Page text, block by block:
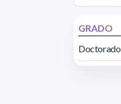
GRADO
Doctorado